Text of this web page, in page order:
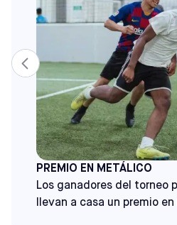
PREMIO EN METÁLICO
Los ganadores del torneo
llevan a casa un premio